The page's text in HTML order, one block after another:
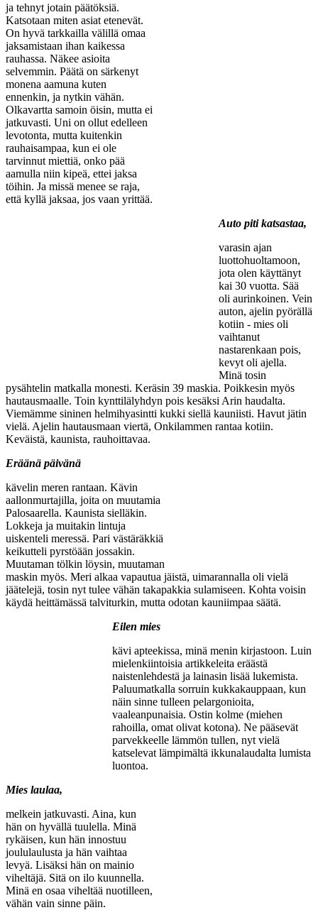
ja tehnyt jotain päätöksiä.
Katsotaan miten asiat etenevät.
On hyvä tarkkailla välillä omaa
jaksamistaan ihan kaikessa
rauhassa. Näkee asioita
selvemmin. Päätä on särkenyt
monena aamuna kuten
ennenkin, ja nytkin vähän.
Olkavartta samoin öisin, mutta ei
jatkuvasti. Uni on ollut edelleen
levotonta, mutta kuitenkin
rauhaisampaa, kun ei ole
tarvinnut miettiä, onko pää
aamulla niin kipeä, ettei jaksa
töihin. Ja missä menee se raja,
että kyllä jaksaa, jos vaan yrittää.
Auto piti katsastaa,
varasin ajan
luottohuoltamoon,
jota olen käyttänyt
kai 30 vuotta. Sää
oli aurinkoinen. Vein
auton, ajelin pyörällä
kotiin - mies oli
vaihtanut
nastarenkaan pois,
kevyt oli ajella.
Minä tosin
pysähtelin matkalla monesti. Keräsin 39 maskia. Poikkesin myös
hautausmaalle. Toin kynttilälyhdyn pois kesäksi Arin haudalta.
Viemämme sininen helmihyasintti kukki siellä kauniisti. Havut jätin
vielä. Ajelin hautausmaan viertä, Onkilammen rantaa kotiin.
Keväistä, kaunista, rauhoittavaa.
Eräänä päivänä
kävelin meren rantaan. Kävin
aallonmurtajilla, joita on muutamia
Palosaarella. Kaunista sielläkin.
Lokkeja ja muitakin lintuja
uiskenteli meressä. Pari västäräkkiä
keikutteli pyrstöään jossakin.
Muutaman tölkin löysin, muutaman
maskin myös. Meri alkaa vapautua jäistä, uimarannalla oli vielä
jäätelejä, tosin nyt tulee vähän takapakkia sulamiseen. Kohta voisin
käydä heittämässä talviturkin, mutta odotan kauniimpaa säätä.
Eilen mies
kävi apteekissa, minä menin kirjastoon. Luin
mielenkiintoisia artikkeleita eräästä
naistenlehdestä ja lainasin lisää lukemista.
Paluumatkalla sorruin kukkakauppaan, kun
näin sinne tulleen pelargonioita,
vaaleanpunaisia. Ostin kolme (miehen
rahoilla, omat olivat kotona). Ne pääsevät
parvekkeelle lämmön tullen, nyt vielä
katselevat lämpimältä ikkunalaudalta lumista
luontoa.
Mies laulaa,
melkein jatkuvasti. Aina, kun
hän on hyvällä tuulella. Minä
rykäisen, kun hän innostuu
joululaulusta ja hän vaihtaa
levyä. Lisäksi hän on mainio
viheltäjä. Sitä on ilo kuunnella.
Minä en osaa viheltää nuotilleen,
vähän vain sinne päin.